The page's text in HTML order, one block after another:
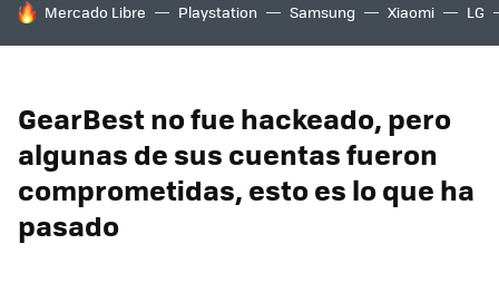
HOY SE HABLA DE
Mercado Libre Playstation Samsung Xiaomi LG
GearBest no fue hackeado, pero
algunas de sus cuentas fueron
comprometidas, esto es lo que ha
pasado